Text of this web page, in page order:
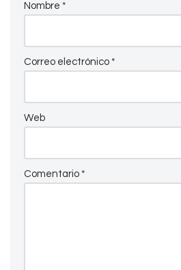
Nombre *
Correo electrónico *
Web
Comentario *